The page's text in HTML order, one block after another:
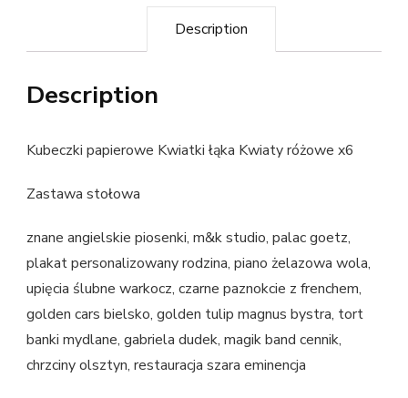
Description
Description
Kubeczki papierowe Kwiatki łąka Kwiaty różowe x6
Zastawa stołowa
znane angielskie piosenki, m&k studio, palac goetz,
plakat personalizowany rodzina, piano żelazowa wola,
upięcia ślubne warkocz, czarne paznokcie z frenchem,
golden cars bielsko, golden tulip magnus bystra, tort
banki mydlane, gabriela dudek, magik band cennik,
chrzciny olsztyn, restauracja szara eminencja